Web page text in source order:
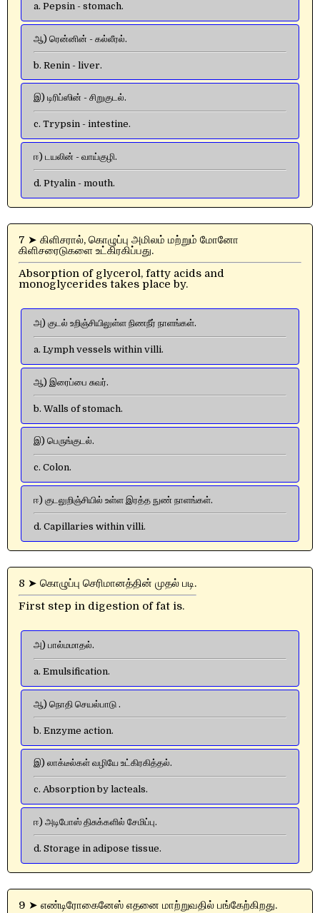
a. Pepsin - stomach.
ஆ) ரென்னின் - கல்லீரல்.
b. Renin - liver.
இ) டிரிப்ஸின் - சிறுகுடல்.
c. Trypsin - intestine.
ஈ) டயலின் - வாய்குழி.
d. Ptyalin - mouth.
7 ➤ கிளிசரால், கொழுப்பு அமிலம் மற்றும் மோனோ
கிளிசரைடுகளை உட்கிரகிப்பது.
Absorption of glycerol, fatty acids and
monoglycerides takes place by.
அ) குடல் உறிஞ்சியிலுள்ள நிணநீர் நாளங்கள்.
a. Lymph vessels within villi.
ஆ) இரைப்பை சுவர்.
b. Walls of stomach.
இ) பெருங்குடல்.
c. Colon.
ஈ) குடலுறிஞ்சியில் உள்ள இரத்த நுண் நாளங்கள்.
d. Capillaries within villi.
8 ➤ கொழுப்பு செரிமானத்தின் முதல் படி.
First step in digestion of fat is.
அ) பால்மமாதல்.
a. Emulsification.
ஆ) நொதி செயல்பாடு .
b. Enzyme action.
இ) லாக்டீல்கள் வழியே உட்கிரகித்தல்.
c. Absorption by lacteals.
ஈ) அடிபோஸ் திசுக்களில் சேமிப்பு.
d. Storage in adipose tissue.
9 ➤ எண்டிரோகைனேஸ் எதனை மாற்றுவதில் பங்கேற்கிறது.